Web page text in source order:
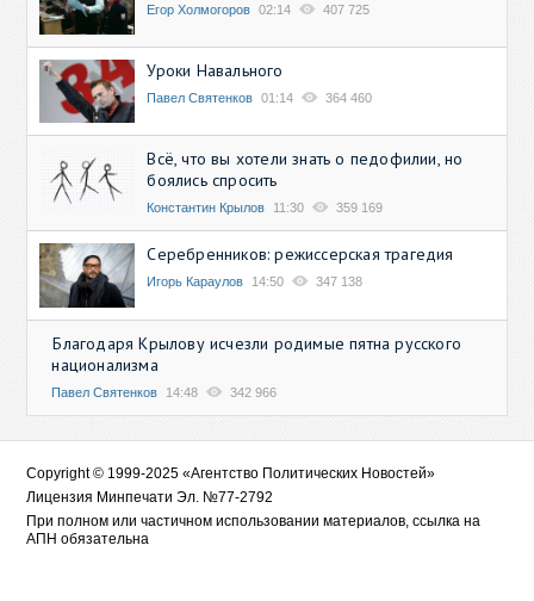
Егор Холмогоров 02:14 407 725
Уроки Навального
Павел Святенков 01:14 364 460
Всё, что вы хотели знать о педофилии, но
боялись спросить
Константин Крылов 11:30 359 169
Серебренников: режиссерская трагедия
Игорь Караулов 14:50 347 138
Благодаря Крылову исчезли родимые пятна русского
национализма
Павел Святенков 14:48 342 966
Copyright © 1999-2025 «Агентство Политических Новостей»
Лицензия Минпечати Эл. №77-2792
При полном или частичном использовании материалов, ссылка на
АПН обязательна